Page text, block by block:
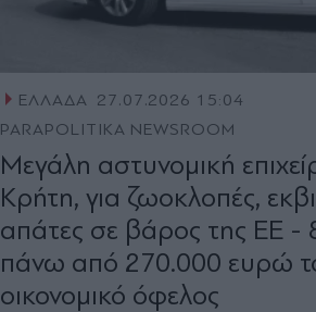
ΕΛΛΑΔΑ 27.07.2026 15:04
PARAPOLITIKA NEWSROOM
Μεγάλη αστυνομική
Κρήτη, για ζωοκλοπές,
απάτες σε βάρος της ΕΕ -
πάνω από 270.000 ευρώ
οικονομικό όφελος